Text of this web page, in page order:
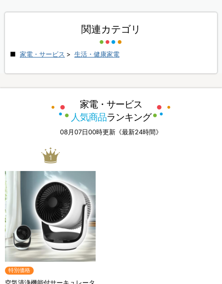
関連カテゴリ
家電・サービス > 生活・健康家電
家電・サービス
人気商品ランキング
08月07日00時更新《最新24時間》
1
特別価格